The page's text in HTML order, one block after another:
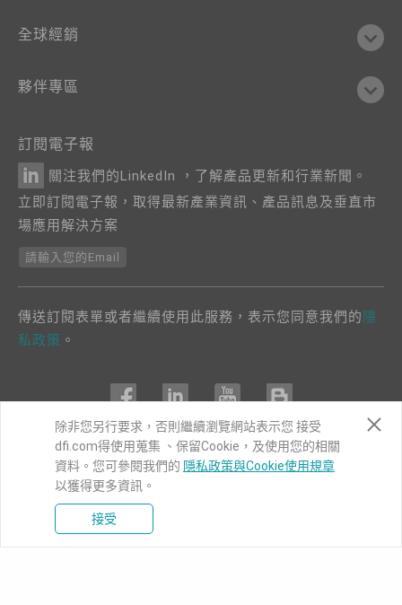
全球經銷
夥伴專區
訂閱電子報
關注我們的LinkedIn ，了解產品更新和行業新聞。
立即訂閱電子報，取得最新產業資訊、產品訊息及垂直市
場應用解決方案
請輸入您的Email
傳送訂閱表單或者繼續使用此服務，表示您同意我們的 隱
私政策 。
COPYRIGHT©DFI2024. ALL RIGHTS RESERVED.
|隱私權政策
除非您另行要求，否則繼續瀏覽網站表示您 接受
dfi.com得使用蒐集 、保留Cookie，及使用您的相關
資料。您可參閱我們的 隱私政策與Cookie使用規章
以獲得更多資訊。
接受